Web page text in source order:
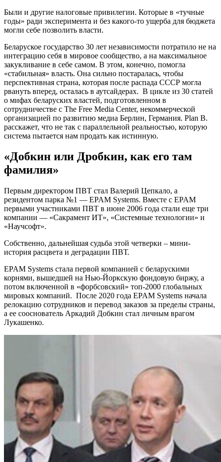
Были и другие налоговые привилегии. Которые в «тучные
годы» ради эксперимента и без какого-то ущерба для бюджета
могли себе позволить власти.
Беларуское государство 30 лет независимости потратило не на
интеграцию себя в мировое сообщество, а на максимальное
закукливание в себе самом. В этом, конечно, помогла
«стабильная» власть. Она сильно постаралась, чтобы
перспективная страна, которая после распада СССР могла
рвануть вперед, осталась в аутсайдерах. В цикле из 30 статей
о мифах беларуских властей, подготовленном в
сотрудничестве с The Free Media Center, некоммерческой
организацией по развитию медиа Берлин, Германия. Plan B.
расскажет, что не так с параллельной реальностью, которую
система пытается нам продать как истинную.
«Добкин или Дробкин, как его там
фамилия»
Первым директором ПВТ стал Валерий Цепкало, а
резидентом парка №1 — EPAM Systems. Вместе с EPAM
первыми участниками ПВТ в июне 2006 года стали еще три
компании — «Сакрамент ИТ», «Системные технологии» и
«Научсофт».
Собственно, дальнейшая судьба этой четверки – мини-
история расцвета и деградации ПВТ.
EPAM Systems стала первой компанией с беларускими
корнями, вышедшей на Нью-Йоркскую фондовую биржу, а
потом включенной в «форбсовский» топ-2000 глобальных
мировых компаний. После 2020 года EPAM Systems начала
релокацию сотрудников и перевод заказов за пределы страны,
а ее сооснователь Аркадий Добкин стал личным врагом
Лукашенко.